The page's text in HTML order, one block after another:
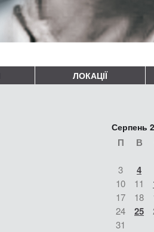
ЛОКАЦІЇ
Серпень
П В
3 4
10
11
17
18
24
25
31